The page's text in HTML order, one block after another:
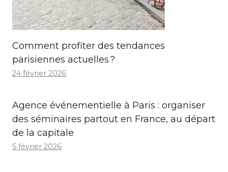
Comment profiter des tendances
parisiennes actuelles ?
24 février 2026
Agence événementielle à Paris : organiser
des séminaires partout en France, au départ
de la capitale
5 février 2026